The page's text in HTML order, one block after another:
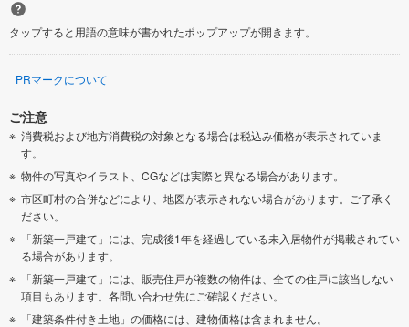
タップすると用語の意味が書かれたポップアップが開きます。
PRマークについて
ご注意
消費税および地方消費税の対象となる場合は税込み価格が表示されていま
す。
物件の写真やイラスト、CGなどは実際と異なる場合があります。
市区町村の合併などにより、地図が表示されない場合があります。ご了承く
ださい。
「新築一戸建て」には、完成後1年を経過している未入居物件が掲載されてい
る場合があります。
「新築一戸建て」には、販売住戸が複数の物件は、全ての住戸に該当しない
項目もあります。各問い合わせ先にご確認ください。
「建築条件付き土地」の価格には、建物価格は含まれません。